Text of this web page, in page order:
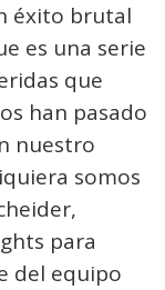
éxito brutal
es una serie
que
han pasado
nuestro
somos
para
del equipo